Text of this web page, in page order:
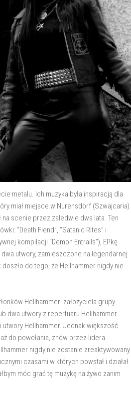
metalu. Ich muzyka była inspiracją dla
miał miejsce w Nurensdorf (Szwajcaria)
na scenie przez zaledwie dwa lata. Ten
“Death Fiend”, “Satanic Rites” i
kompilacji “Demon Entrails”), EPkę
dwa utwory, zamieszczone na legendarnej
do tego, że Hellhammer nigdy nie
Hellhammer: założyciela grupy
dwa utwory z repertuaru Hellhammer.
utwory Hellhammer. Jednak większość
do powołania, znów przez lidera
nigdy nie zostanie zreaktywowany
czasami w których powstał i działał.
móc grać tę muzykę na żywo zanim